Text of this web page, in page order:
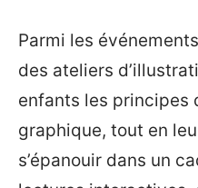
Parmi les
des ateliers
enfants les principes
graphique, tout en
s’épanouir dans un